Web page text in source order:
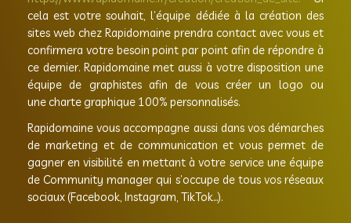
et à l’écoute de votre besoin (site vitrine,
commerce avec un pour plusieurs
Après votre demande d’estimation que
le site de Rapidomaine.fr via le
https://www.rapidomaine.fr/creation/
cela est votre souhait, l’équipe dédiée
sites web chez Rapidomaine prendra
confirmera votre besoin point par point
ce dernier. Rapidomaine met aussi à